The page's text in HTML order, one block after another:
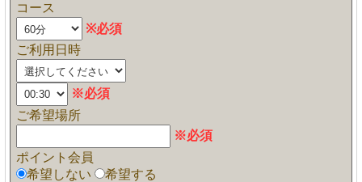
コース
※必須
ご利用日時
※必須
ご希望場所
※必須
ポイント会員
希望しない
希望する